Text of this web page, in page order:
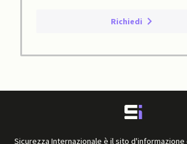
Richiedi
Sicurezza Internazionale è il sito